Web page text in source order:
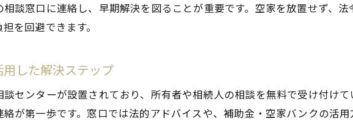
談窓口に連絡し、早期解決を図ることが重要です。空家を放置せず、
を回避できます。
した解決ステップ
センターが設置されており、所有者や相続人の相談を無料で受け付け
が第一歩です。窓口では法的アドバイスや、補助金・空家バンクの活